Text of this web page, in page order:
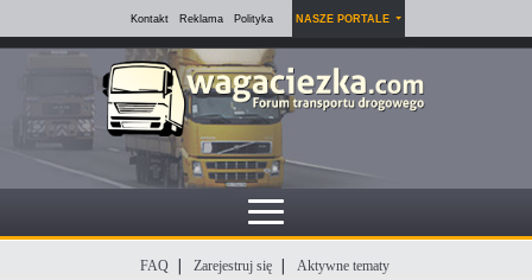
Kontakt Reklama Polityka NASZE PORTALE
FAQ Zarejestruj się Aktywne tematy